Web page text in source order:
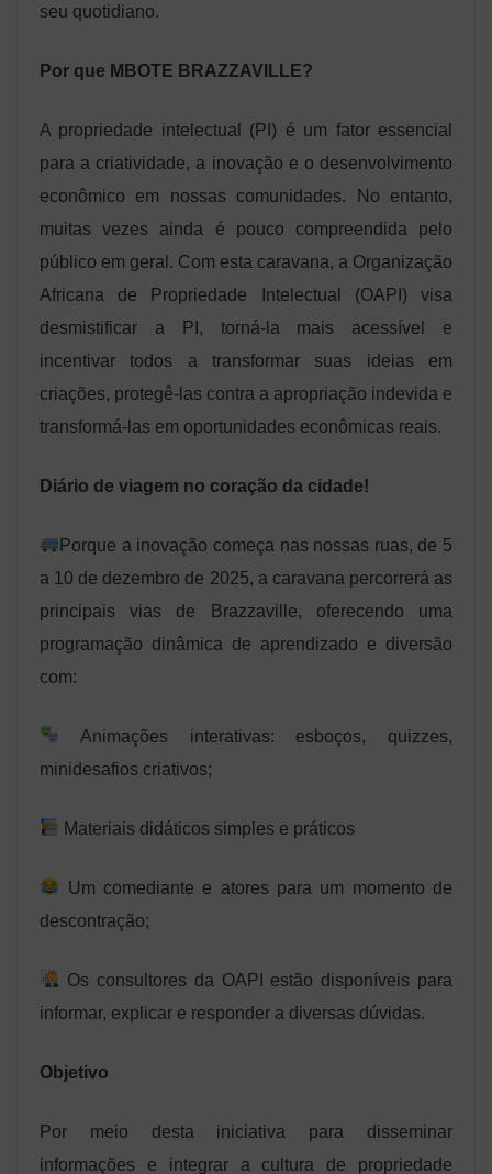
seu quotidiano.
Por que MBOTE BRAZZAVILLE?
A propriedade intelectual (PI) é um fator essencial
para a criatividade, a inovação e o desenvolvimento
econômico em nossas comunidades. No entanto,
muitas vezes ainda é pouco compreendida pelo
público em geral. Com esta caravana, a Organização
Africana de Propriedade Intelectual (OAPI) visa
desmistificar a PI, torná-la mais acessível e
incentivar todos a transformar suas ideias em
criações, protegê-las contra a apropriação indevida e
transformá-las em oportunidades econômicas reais.
Diário de viagem no coração da cidade!
Porque a inovação começa nas nossas ruas, de 5
a 10 de dezembro de 2025, a caravana percorrerá as
principais vias de Brazzaville, oferecendo uma
programação dinâmica de aprendizado e diversão
com:
Animações interativas: esboços, quizzes,
minidesafios criativos;
Materiais didáticos simples e práticos
Um comediante e atores para um momento de
descontração;
Os consultores da OAPI estão disponíveis para
informar, explicar e responder a diversas dúvidas.
Objetivo
Por meio desta iniciativa para disseminar
informações e integrar a cultura de propriedade